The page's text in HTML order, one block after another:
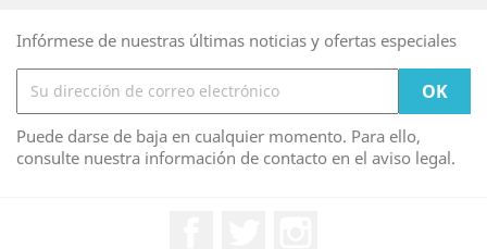
Infórmese de nuestras últimas noticias y ofertas especiales
Puede darse de baja en cualquier momento. Para ello,
consulte nuestra información de contacto en el aviso legal.